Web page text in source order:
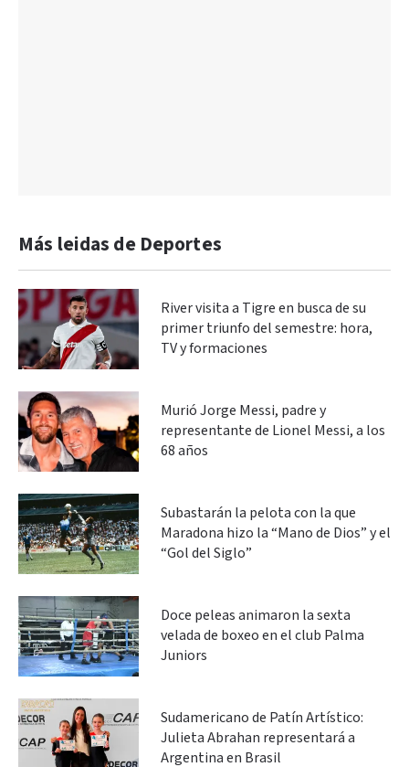
Más leidas de Deportes
River visita a Tigre en busca de su
primer triunfo del semestre: hora,
TV y formaciones
Murió Jorge Messi, padre y
representante de Lionel Messi, a los
68 años
Subastarán la pelota con la que
Maradona hizo la “Mano de Dios” y el
“Gol del Siglo”
Doce peleas animaron la sexta
velada de boxeo en el club Palma
Juniors
Sudamericano de Patín Artístico:
Julieta Abrahan representará a
Argentina en Brasil